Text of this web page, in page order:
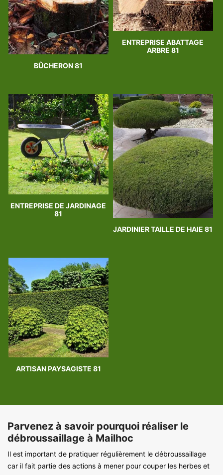
BÛCHERON 81
ENTREPRISE ABATTAGE
ARBRE 81
ENTREPRISE DE JARDINAGE
81
JARDINIER TAILLE DE HAIE 81
ARTISAN PAYSAGISTE 81
Parvenez à savoir pourquoi réaliser le
débroussaillage à Mailhoc
Il est important de pratiquer régulièrement le débroussaillage
car il fait partie des actions à mener pour couper les herbes et